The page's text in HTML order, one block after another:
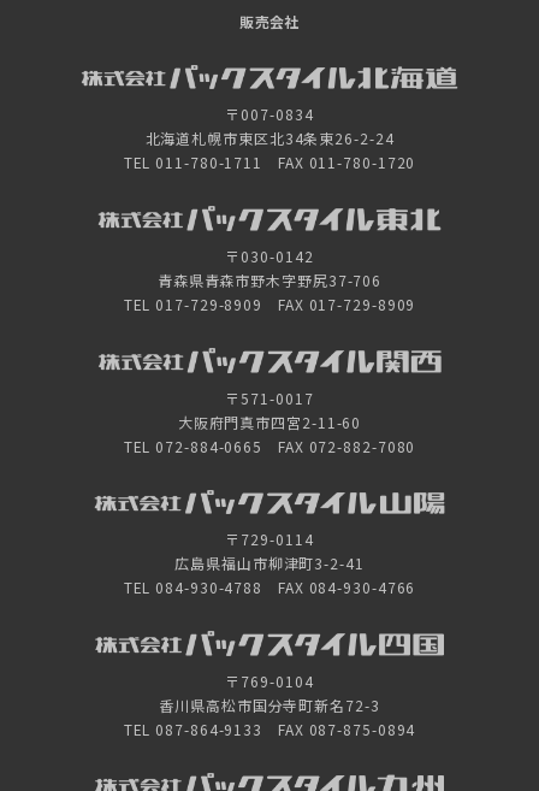
販売会社
〒007-0834
北海道札幌市東区北34条東26-2-24
TEL 011-780-1711 FAX 011-780-1720
〒030-0142
青森県青森市野木字野尻37-706
TEL 017-729-8909 FAX 017-729-8909
〒571-0017
大阪府門真市四宮2-11-60
TEL 072-884-0665 FAX 072-882-7080
〒729-0114
広島県福山市柳津町3-2-41
TEL 084-930-4788 FAX 084-930-4766
〒769-0104
香川県高松市国分寺町新名72-3
TEL 087-864-9133 FAX 087-875-0894